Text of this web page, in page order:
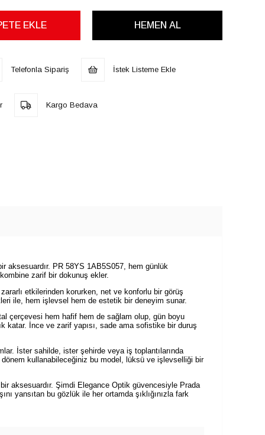
Telefonla Sipariş İstek Listeme Ekle
Kargo Bedava
aksesuardır. PR 58YS 1AB5S057, hem günlük
zarif bir dokunuş ekler.
etkilerinden korurken, net ve konforlu bir görüş
ile, hem işlevsel hem de estetik bir deneyim sunar.
çerçevesi hem hafif hem de sağlam olup, gün boyu
katar. İnce ve zarif yapısı, sade ama sofistike bir duruş
İster sahilde, ister şehirde veya iş toplantılarında
kullanabileceğiniz bu model, lüksü ve işlevselliği bir
aksesuardır. Şimdi Elegance Optik güvencesiyle Prada
yansıtan bu gözlük ile her ortamda şıklığınızla fark